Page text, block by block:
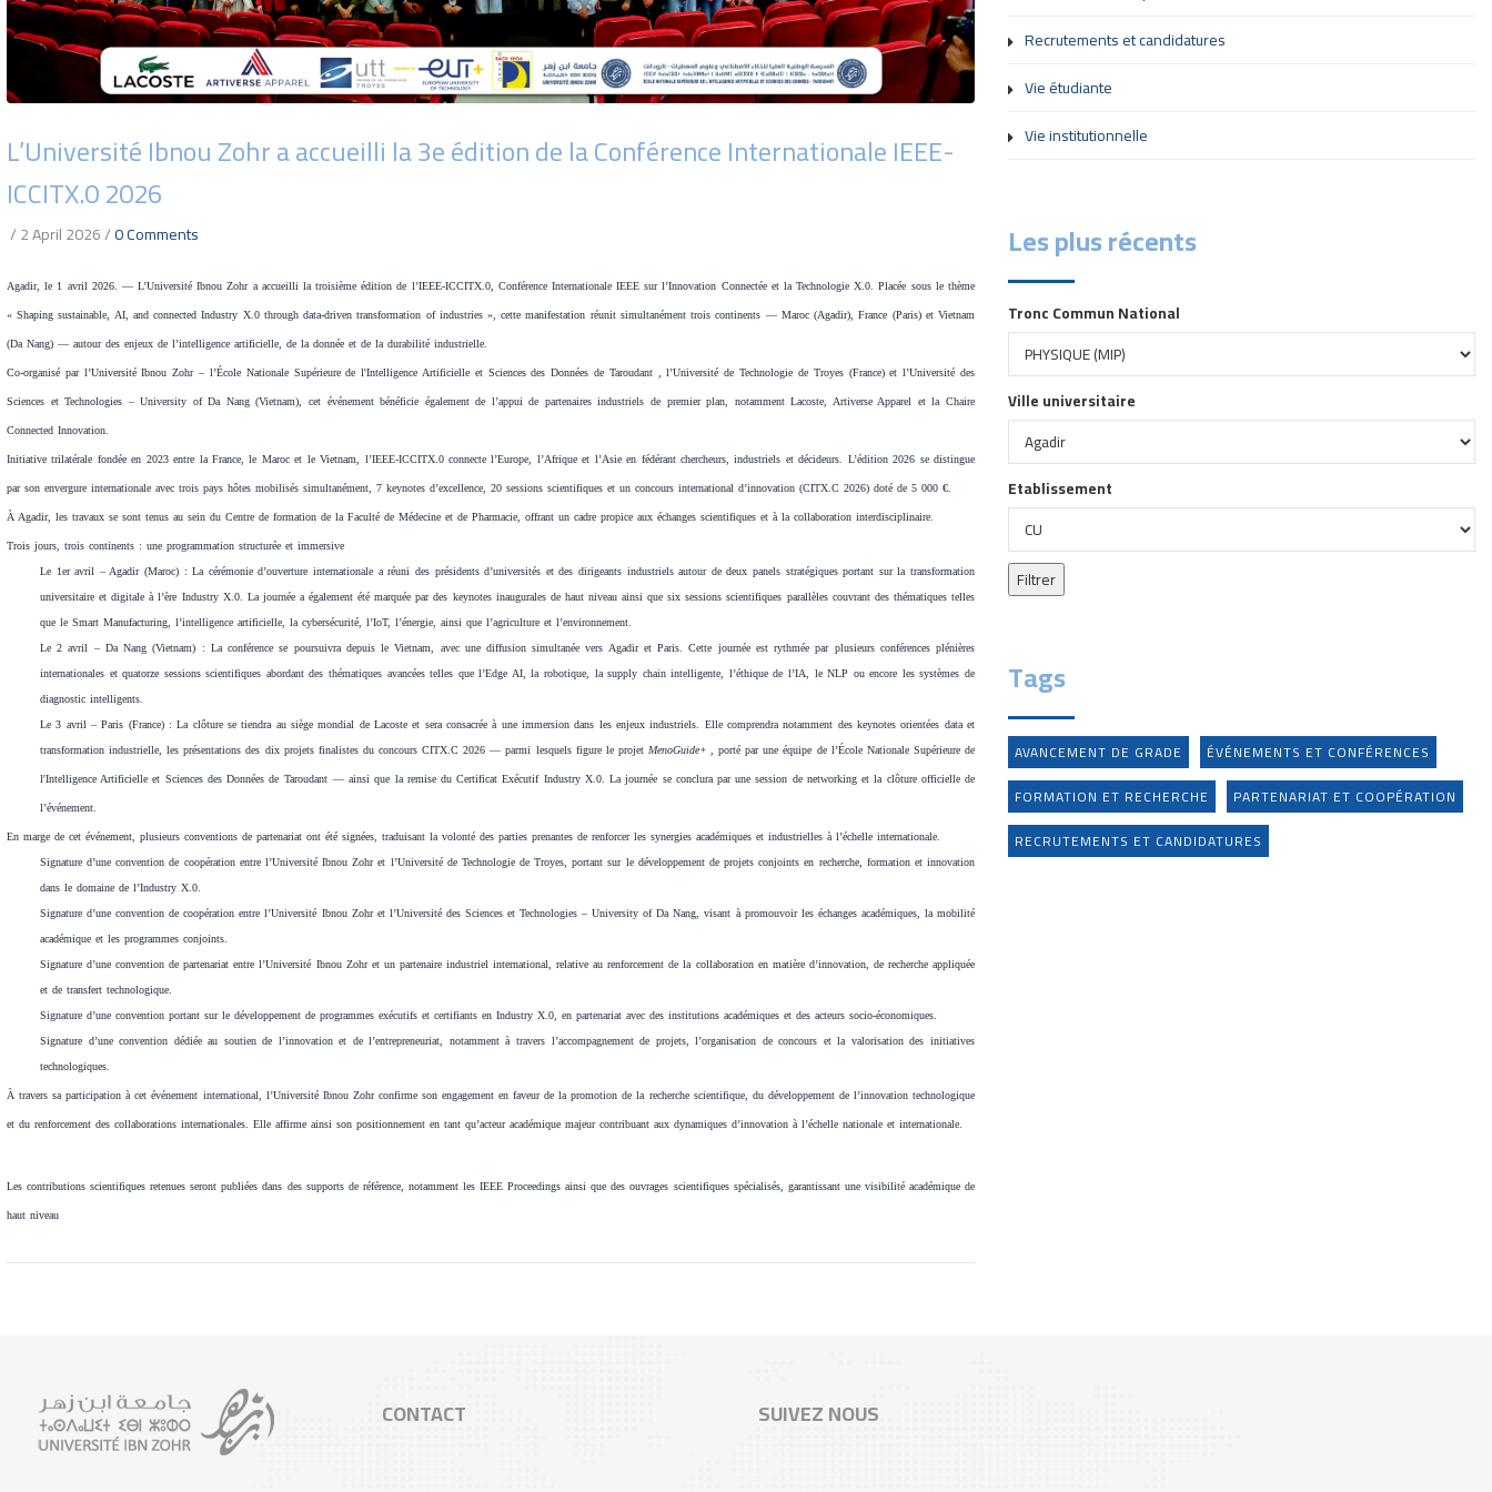
L’Université Ibnou Zohr a accueilli la 3e édition de la Conférence Internationale IEEE-
ICCITX.0 2026
/2 April 2026/0 Comments
Agadir, le 1 avril 2026. — L’Université Ibnou Zohr a accueilli la troisième édition de l’IEEE-ICCITX.0, Conférence Internationale IEEE sur l’Innovation Connectée et la Technologie X.0. Placée sous le thème
« Shaping sustainable, AI, and connected Industry X.0 through data-driven transformation of industries », cette manifestation réunit simultanément trois continents — Maroc (Agadir), France (Paris) et Vietnam
(Da Nang) — autour des enjeux de l’intelligence artificielle, de la donnée et de la durabilité industrielle.
Co-organisé par l’Université Ibnou Zohr – l’École Nationale Supérieure de l'Intelligence Artificielle et Sciences des Données de Taroudant , l’Université de Technologie de Troyes (France) et l’Université des
Sciences et Technologies – University of Da Nang (Vietnam), cet événement bénéficie également de l’appui de partenaires industriels de premier plan, notamment Lacoste, Artiverse Apparel et la Chaire
Connected Innovation.
Initiative trilatérale fondée en 2023 entre la France, le Maroc et le Vietnam, l’IEEE-ICCITX.0 connecte l’Europe, l’Afrique et l’Asie en fédérant chercheurs, industriels et décideurs. L’édition 2026 se distingue
par son envergure internationale avec trois pays hôtes mobilisés simultanément, 7 keynotes d’excellence, 20 sessions scientifiques et un concours international d’innovation (CITX.C 2026) doté de 5 000 €.
À Agadir, les travaux se sont tenus au sein du Centre de formation de la Faculté de Médecine et de Pharmacie, offrant un cadre propice aux échanges scientifiques et à la collaboration interdisciplinaire.
Trois jours, trois continents : une programmation structurée et immersive
Le 1er avril – Agadir (Maroc) : La cérémonie d’ouverture internationale a réuni des présidents d’universités et des dirigeants industriels autour de deux panels stratégiques portant sur la transformation
universitaire et digitale à l’ère Industry X.0. La journée a également été marquée par des keynotes inaugurales de haut niveau ainsi que six sessions scientifiques parallèles couvrant des thématiques telles
que le Smart Manufacturing, l’intelligence artificielle, la cybersécurité, l’IoT, l’énergie, ainsi que l’agriculture et l’environnement.
Le 2 avril – Da Nang (Vietnam) : La conférence se poursuivra depuis le Vietnam, avec une diffusion simultanée vers Agadir et Paris. Cette journée est rythmée par plusieurs conférences plénières
internationales et quatorze sessions scientifiques abordant des thématiques avancées telles que l’Edge AI, la robotique, la supply chain intelligente, l’éthique de l’IA, le NLP ou encore les systèmes de
diagnostic intelligents.
Le 3 avril – Paris (France) :La clôture se tiendra au siège mondial de Lacoste et sera consacrée à une immersion dans les enjeux industriels. Elle comprendra notamment des keynotes orientées data et
transformation industrielle, les présentations des dix projets finalistes du concours CITX.C 2026 — parmi lesquels figure le projet MenoGuide+ , porté par une équipe de l’École Nationale Supérieure de
l'Intelligence Artificielle et Sciences des Données de Taroudant — ainsi que la remise du Certificat Exécutif Industry X.0. La journée se conclura par une session de networking et la clôture officielle de
l’événement.
En marge de cet événement, plusieurs conventions de partenariat ont été signées, traduisant la volonté des parties prenantes de renforcer les synergies académiques et industrielles à l’échelle internationale.
Signature d’une convention de coopération entre l’Université Ibnou Zohr et l’Université de Technologie de Troyes, portant sur le développement de projets conjoints en recherche, formation et innovation
dans le domaine de l’Industry X.0.
Signature d’une convention de coopération entre l’Université Ibnou Zohr et l’Université des Sciences et Technologies – University of Da Nang, visant à promouvoir les échanges académiques, la mobilité
académique et les programmes conjoints.
Signature d’une convention de partenariat entre l’Université Ibnou Zohr et un partenaire industriel international, relative au renforcement de la collaboration en matière d’innovation, de recherche appliquée
et de transfert technologique.
Signature d’une convention portant sur le développement de programmes exécutifs et certifiants en Industry X.0, en partenariat avec des institutions académiques et des acteurs socio-économiques.
Signature d’une convention dédiée au soutien de l’innovation et de l’entrepreneuriat, notamment à travers l’accompagnement de projets, l’organisation de concours et la valorisation des initiatives
technologiques.
À travers sa participation à cet événement international, l’Université Ibnou Zohr confirme son engagement en faveur de la promotion de la recherche scientifique, du développement de l’innovation technologique
et du renforcement des collaborations internationales. Elle affirme ainsi son positionnement en tant qu’acteur académique majeur contribuant aux dynamiques d’innovation à l’échelle nationale et internationale.
Les contributions scientifiques retenues seront publiées dans des supports de référence, notamment les IEEE Proceedings ainsi que des ouvrages scientifiques spécialisés, garantissant une visibilité académique de
haut niveau
Recrutements et candidatures
Vie étudiante
Vie institutionnelle
Les plus récents
Tronc Commun National
Ville universitaire
Etablissement
Tags
AVANCEMENT DE GRADE
ÉVÉNEMENTS ET CONFÉRENCES
FORMATION ET RECHERCHE
PARTENARIAT ET COOPÉRATION
RECRUTEMENTS ET CANDIDATURES
CONTACT SUIVEZ NOUS